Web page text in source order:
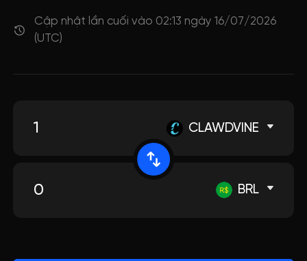
Cập nhật lần cuối vào 02:13 ngày 16/07/2026
(UTC)
CLAWDVINE
BRL